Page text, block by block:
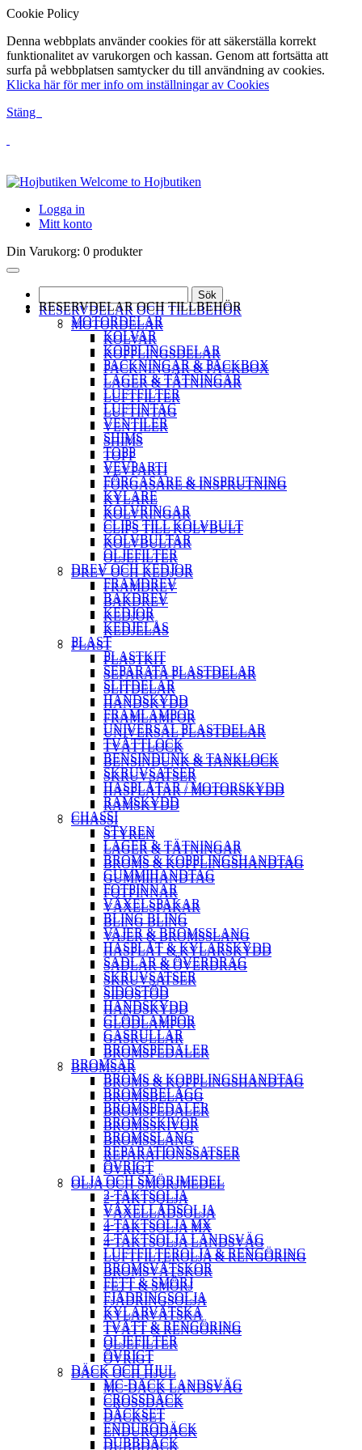
Cookie Policy
Denna webbplats använder cookies för att säkerställa korrekt
funktionalitet av varukorgen och kassan. Genom att fortsätta att
surfa på webbplatsen samtycker du till användning av cookies.
Klicka här för mer info om inställningar av Cookies
Stäng
Welcome to Hojbutiken
Logga in
Mitt konto
Din Varukorg: 0 produkter
Sök
RESERVDELAR OCH TILLBEHÖR
MOTORDELAR
KOLVAR
KOPPLINGSDELAR
PACKNINGAR & PACKBOX
LAGER & TÄTNINGAR
LUFTFILTER
LUFTINTAG
VENTILER
SHIMS
TOPP
VEVPARTI
FÖRGASARE & INSPRUTNING
KYLARE
KOLVRINGAR
CLIPS TILL KOLVBULT
KOLVBULTAR
OLJEFILTER
DREV OCH KEDJOR
FRAMDREV
BAKDREV
KEDJOR
KEDJELÅS
PLAST
PLASTKIT
SEPARATA PLASTDELAR
SLITDELAR
HANDSKYDD
FRAMLAMPOR
UNIVERSAL PLASTDELAR
TVÄTTLOCK
BENSINDUNK & TANKLOCK
SKRUVSATSER
HASPLÅTAR / MOTORSKYDD
RAMSKYDD
CHASSI
STYREN
LAGER & TÄTNINGAR
BROMS & KOPPLINGSHANDTAG
GUMMIHANDTAG
FOTPINNAR
VÄXELSPAKAR
BLING BLING
VAJER & BROMSSLANG
HASPLÅT & KYLARSKYDD
SADLAR & ÖVERDRAG
SKRUVSATSER
SIDOSTÖD
HANDSKYDD
GLÖDLAMPOR
GASRULLAR
BROMSPEDALER
BROMSAR
BROMS & KOPPLINGSHANDTAG
BROMSBELÄGG
BROMSPEDALER
BROMSSKIVOR
BROMSSLANG
REPARATIONSSATSER
ÖVRIGT
OLJA OCH SMÖRJMEDEL
2-TAKTSOLJA
VÄXELLÅDSOLJA
4-TAKTSOLJA MX
4-TAKTSOLJA LANDSVÄG
LUFTFILTEROLJA & RENGÖRING
BROMSVÄTSKOR
FETT & SMÖRJ
FJÄDRINGSOLJA
KYLARVÄTSKA
TVÄTT & RENGÖRING
OLJEFILTER
ÖVRIGT
DÄCK OCH HJUL
MC-DÄCK LANDSVÄG
CROSSDÄCK
DÄCKSET
ENDURODÄCK
DUBBDÄCK
RESERVDELAR OCH TILLBEHÖR
MOTORDELAR
KOLVAR
KOPPLINGSDELAR
PACKNINGAR & PACKBOX
LAGER & TÄTNINGAR
LUFTFILTER
LUFTINTAG
VENTILER
SHIMS
TOPP
VEVPARTI
FÖRGASARE & INSPRUTNING
KYLARE
KOLVRINGAR
CLIPS TILL KOLVBULT
KOLVBULTAR
OLJEFILTER
DREV OCH KEDJOR
FRAMDREV
BAKDREV
KEDJOR
KEDJELÅS
PLAST
PLASTKIT
SEPARATA PLASTDELAR
SLITDELAR
HANDSKYDD
FRAMLAMPOR
UNIVERSAL PLASTDELAR
TVÄTTLOCK
BENSINDUNK & TANKLOCK
SKRUVSATSER
HASPLÅTAR / MOTORSKYDD
RAMSKYDD
CHASSI
STYREN
LAGER & TÄTNINGAR
BROMS & KOPPLINGSHANDTAG
GUMMIHANDTAG
FOTPINNAR
VÄXELSPAKAR
BLING BLING
VAJER & BROMSSLANG
HASPLÅT & KYLARSKYDD
SADLAR & ÖVERDRAG
SKRUVSATSER
SIDOSTÖD
HANDSKYDD
GLÖDLAMPOR
GASRULLAR
BROMSPEDALER
BROMSAR
BROMS & KOPPLINGSHANDTAG
BROMSBELÄGG
BROMSPEDALER
BROMSSKIVOR
BROMSSLANG
REPARATIONSSATSER
ÖVRIGT
OLJA OCH SMÖRJMEDEL
2-TAKTSOLJA
VÄXELLÅDSOLJA
4-TAKTSOLJA MX
4-TAKTSOLJA LANDSVÄG
LUFTFILTEROLJA & RENGÖRING
BROMSVÄTSKOR
FETT & SMÖRJ
FJÄDRINGSOLJA
KYLARVÄTSKA
TVÄTT & RENGÖRING
OLJEFILTER
ÖVRIGT
DÄCK OCH HJUL
MC-DÄCK LANDSVÄG
CROSSDÄCK
DÄCKSET
ENDURODÄCK
DUBBDÄCK